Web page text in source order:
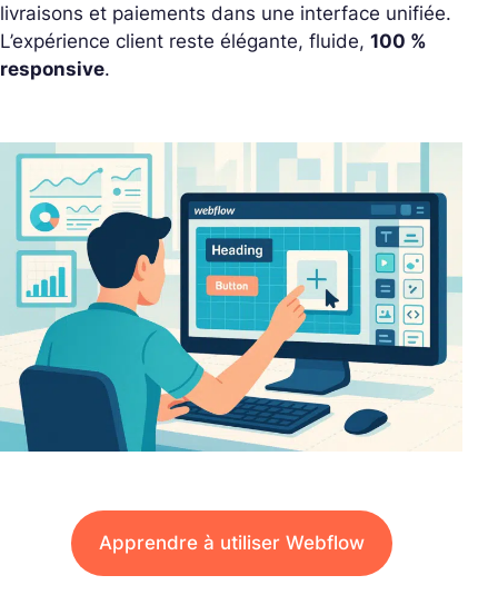
livraisons et paiements dans une interface unifiée.
L’expérience client reste élégante, fluide, 100 %
responsive.
Apprendre à utiliser Webflow